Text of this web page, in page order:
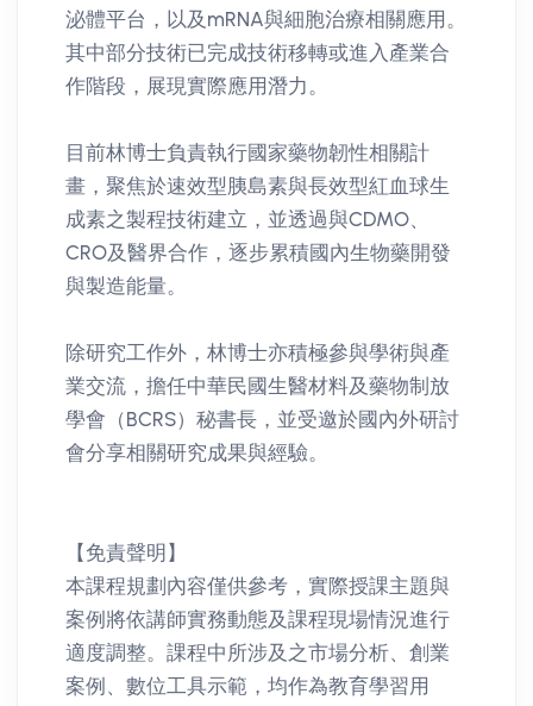
泌體平台，以及mRNA與細胞治療相關應用。
其中部分技術已完成技術移轉或進入產業合
作階段，展現實際應用潛力。
目前林博士負責執行國家藥物韌性相關計
畫，聚焦於速效型胰島素與長效型紅血球生
成素之製程技術建立，並透過與CDMO、
CRO及醫界合作，逐步累積國內生物藥開發
與製造能量。
除研究工作外，林博士亦積極參與學術與產
業交流，擔任中華民國生醫材料及藥物制放
學會（BCRS）秘書長，並受邀於國內外研討
會分享相關研究成果與經驗。
【免責聲明】
本課程規劃內容僅供參考，實際授課主題與
案例將依講師實務動態及課程現場情況進行
適度調整。課程中所涉及之市場分析、創業
案例、數位工具示範，均作為教育學習用